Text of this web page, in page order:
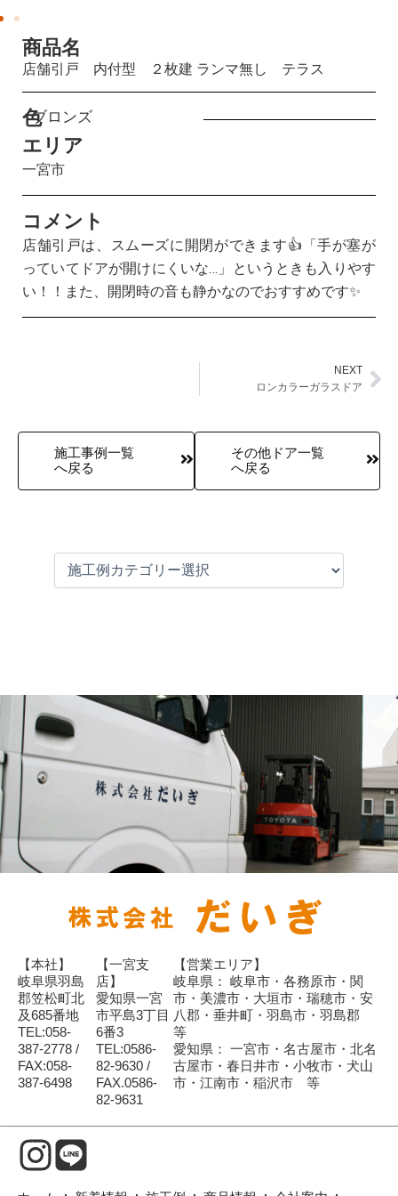
商品名
店舗引戸 内付型 ２枚建 ランマ無し テラス
色ブロンズ
エリア
一宮市
コメント
店舗引戸は、スムーズに開閉ができます👍「手が塞が
っていてドアが開けにくいな…」というときも入りやす
い！！また、開閉時の音も静かなのでおすすめです✨
NEXT
ロンカラーガラスドア
施工事例一覧
へ戻る
その他ドア一覧
へ戻る
【本社】
岐阜県羽島
郡笠松町北
及685番地
TEL:058-
387-2778 /
FAX:058-
387-6498
【一宮支
店】
愛知県一宮
市平島3丁目
6番3
TEL:0586-
82-9630 /
FAX.0586-
82-9631
【営業エリア】
岐阜県： 岐阜市・各務原市・関
市・美濃市・大垣市・瑞穂市・安
八郡・垂井町・羽島市・羽島郡
等
愛知県： 一宮市・名古屋市・北名
古屋市・春日井市・小牧市・犬山
市・江南市・稲沢市 等